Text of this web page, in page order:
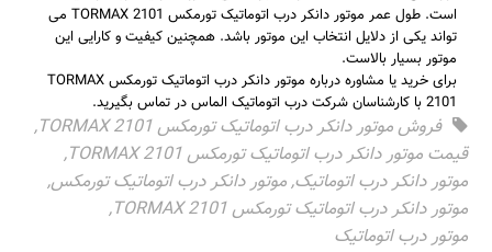
است. طول عمر موتور دانکر درب اتوماتیک تورمکس TORMAX 2101 می
تواند یکی از دلایل انتخاب این موتور باشد. همچنین کیفیت و کارایی این
موتور بسیار بالاست.
برای خرید یا مشاوره درباره موتور دانکر درب اتوماتیک تورمکس TORMAX
2101 با کارشناسان شرکت درب اتوماتیک الماس در تماس بگیرید.
فروش موتور دانکر درب اتوماتیک تورمکس TORMAX 2101
,
قیمت موتور دانکر درب اتوماتیک تورمکس TORMAX 2101
,
موتور دانکر درب اتوماتیک,موتور دانکر درب اتوماتیک تورمکس,
موتور دانکر درب اتوماتیک تورمکس TORMAX 2101
,
موتور درب اتوماتیک